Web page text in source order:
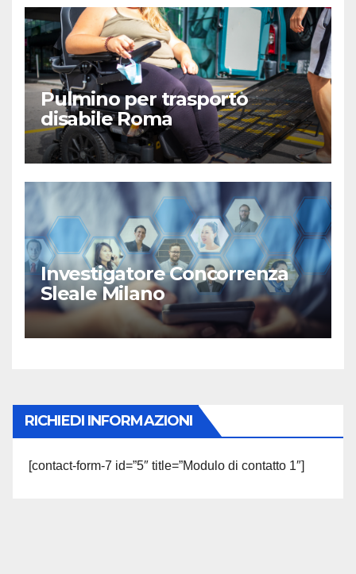
Pulmino per trasporto
disabile Roma
Investigatore Concorrenza
Sleale Milano
RICHIEDI INFORMAZIONI
[contact-form-7 id=”5″ title=”Modulo di contatto 1″]